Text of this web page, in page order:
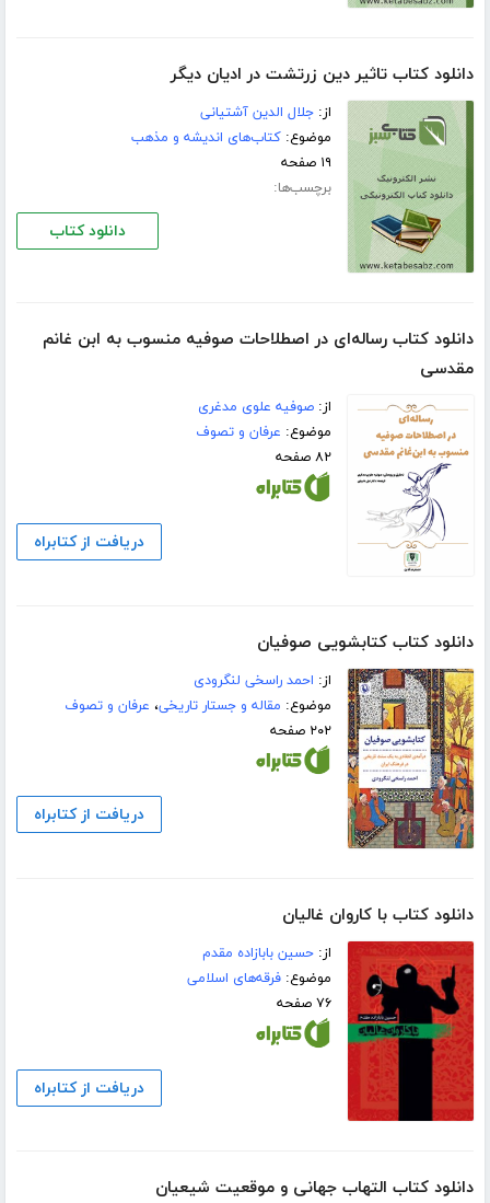
دانلود کتاب تاثیر دین زرتشت در ادیان دیگر
از:جلال الدین آشتیانی
موضوع:کتاب‌های اندیشه و مذهب
۱۹ صفحه
برچسب‌ها:
دانلود کتاب
دانلود کتاب رساله‌ای در اصطلاحات صوفیه منسوب به ابن غانم
مقدسی
از:صوفیه علوی مدغری
موضوع: عرفان و تصوف
۸۲ صفحه
دریافت از کتابراه
دانلود کتاب کتابشویی صوفیان
از: احمد راسخی لنگرودی
موضوع: مقاله و جستار تاریخی، عرفان و تصوف
۲۰۲ صفحه
دریافت از کتابراه
دانلود کتاب با کاروان غالیان
از:حسین بابازاده مقدم
موضوع:فرقه‌های اسلامی
۷۶ صفحه
دریافت از کتابراه
دانلود کتاب التهاب جهانی و موقعیت شیعیان